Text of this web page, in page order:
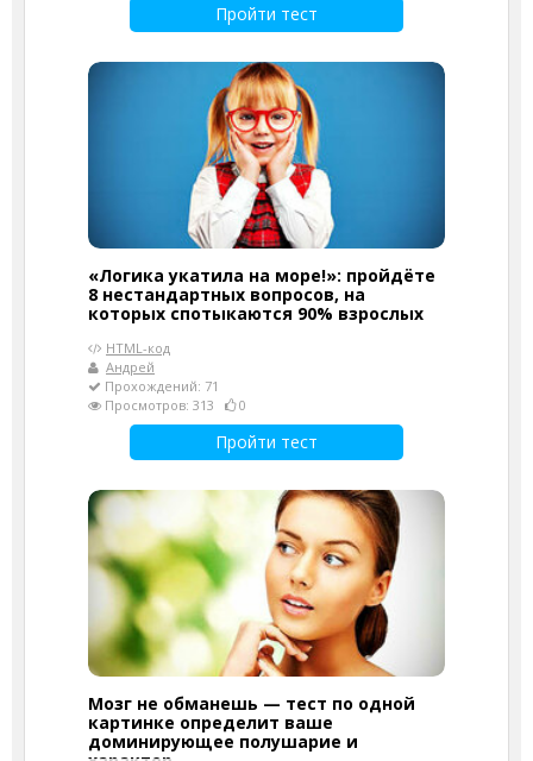
Пройти тест
«Логика укатила на море!»: пройдёте
8 нестандартных вопросов, на
которых спотыкаются 90% взрослых
HTML-код
Андрей
Прохождений: 71
Просмотров: 313
0
Пройти тест
Мозг не обманешь — тест по одной
картинке определит ваше
доминирующее полушарие и